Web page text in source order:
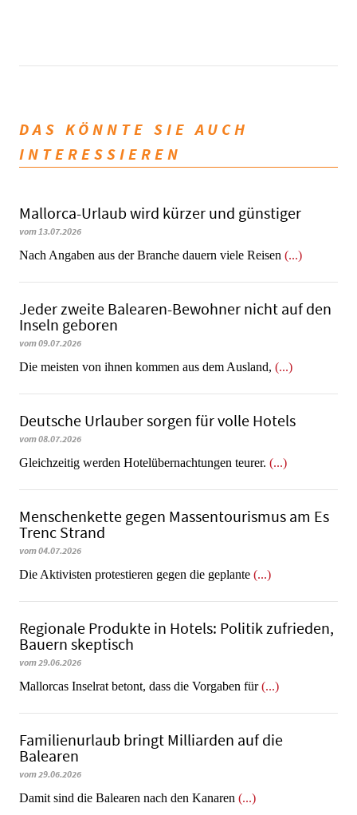
DAS KÖNNTE SIE AUCH
INTERESSIEREN
Mallorca-Urlaub wird kürzer und günstiger
vom 13.07.2026
Nach Angaben aus der Branche dauern viele Reisen (...)
Jeder zweite Balearen-Bewohner nicht auf den
Inseln geboren
vom 09.07.2026
Die meisten von ihnen kommen aus dem Ausland, (...)
Deutsche Urlauber sorgen für volle Hotels
vom 08.07.2026
Gleichzeitig werden Hotelübernachtungen teurer. (...)
Menschenkette gegen Massentourismus am Es
Trenc Strand
vom 04.07.2026
Die Aktivisten protestieren gegen die geplante (...)
Regionale Produkte in Hotels: Politik zufrieden,
Bauern skeptisch
vom 29.06.2026
Mallorcas Inselrat betont, dass die Vorgaben für(...)
Familienurlaub bringt Milliarden auf die
Balearen
vom 29.06.2026
​​​​​​​Damit sind die Balearen nach den Kanaren (...)